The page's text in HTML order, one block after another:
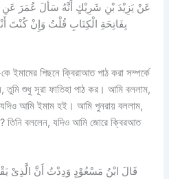
عَنْ يَزِيْدَ بْنِ شَرِيْكٍ أَنَّهُ سَأَلَ عُمَرَ عَنِ
بِفَاتِحَةِ الْكِتَابِ قُلْتُ وَإِنْ كُنْتَ
ইমামের পিছনে ক্বিরাআত পাঠ করা সম্পর্কে
তুমি শুধু সূরা ফাতিহা পাঠ কর। আমি বললাম,
আমি ইমাম হই। আমি পুনরায় বললাম,
তিনি বললেন, যদিও আমি জোরে ক্বিরআত